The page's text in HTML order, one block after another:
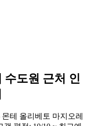
수도원 근처 인
테 올리베토 마지오레